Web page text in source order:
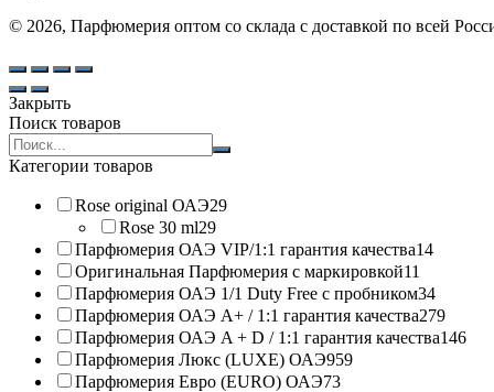
© 2026, Парфюмерия оптом со склада с доставкой по всей
Закрыть
Поиск товаров
Search
products:
Категории товаров
Rose original ОАЭ29
Rose 30 ml29
Парфюмерия ОАЭ VIP/1:1 гарантия качества14
Оригинальная Парфюмерия с маркировкой11
Парфюмерия ОАЭ 1/1 Duty Free с пробником34
Парфюмерия ОАЭ A+ / 1:1 гарантия качества279
Парфюмерия ОАЭ A + D / 1:1 гарантия качества146
Парфюмерия Люкс (LUXE) ОАЭ959
Парфюмерия Евро (EURO) ОАЭ73